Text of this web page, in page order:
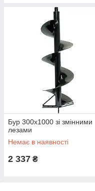
Бур 300x1000 зі змінними
лезами
Немає в наявності
2 337 ₴